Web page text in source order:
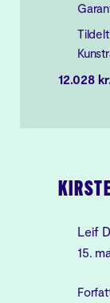
12.028
Leif
15.